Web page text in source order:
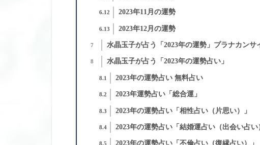
6.12 2023年11月の運勢
6.13 2023年12月の運勢
7 水晶玉子が占う「2023年の運勢」プラナカンサ
8 水晶玉子が占う「2023年の運勢占い」
8.1 2023年の運勢占い 無料占い
8.2 2023年運勢占い「総合運」
8.3 2023年の運勢占い「相性占い（片思い）」
8.4 2023年の運勢占い「結婚運占い（出会い占い
8.5 2023年の運勢占い「不倫占い（復縁占い）」